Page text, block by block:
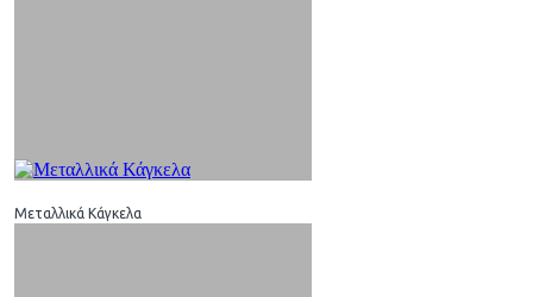
Μεταλλικά Κάγκελα